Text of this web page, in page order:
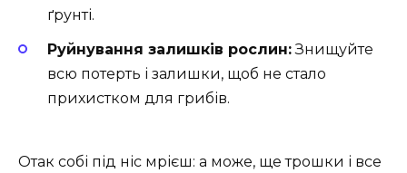
ґрунті.
Руйнування залишків рослин:Знищуйте
всю потерть і залишки, щоб не стало
прихистком для грибів.
Отак собі під ніс мрієш: а може, ще трошки і все